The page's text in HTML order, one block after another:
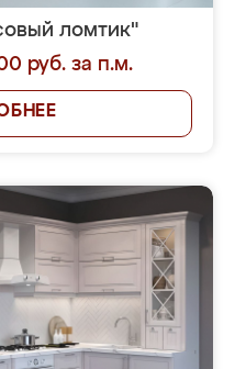
ломтик"
руб. за п.м.